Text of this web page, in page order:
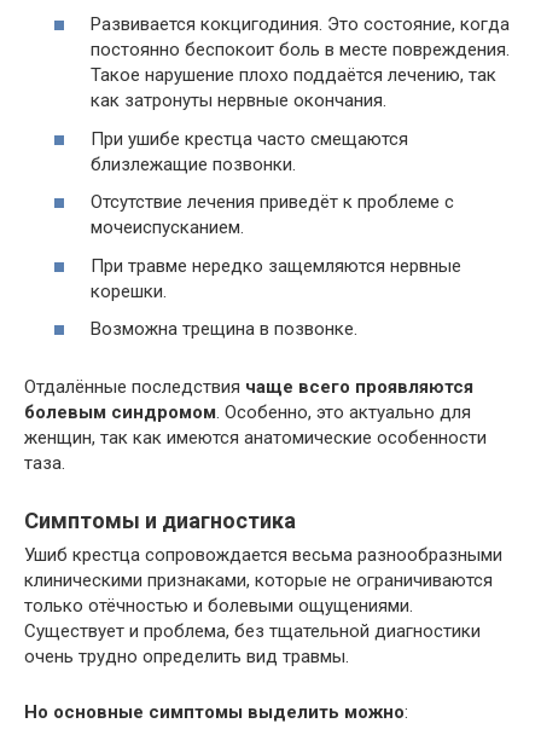
Развивается кокцигодиния. Это состояние, когда
постоянно беспокоит боль в месте повреждения.
Такое нарушение плохо поддаётся лечению, так
как затронуты нервные окончания.
При ушибе крестца часто смещаются
близлежащие позвонки.
Отсутствие лечения приведёт к проблеме с
мочеиспусканием.
При травме нередко защемляются нервные
корешки.
Возможна трещина в позвонке.
Отдалённые последствия чаще всего проявляются
болевым синдромом. Особенно, это актуально для
женщин, так как имеются анатомические особенности
таза.
Симптомы и диагностика
Ушиб крестца сопровождается весьма разнообразными
клиническими признаками, которые не ограничиваются
только отёчностью и болевыми ощущениями.
Существует и проблема, без тщательной диагностики
очень трудно определить вид травмы.
Но основные симптомы выделить можно: